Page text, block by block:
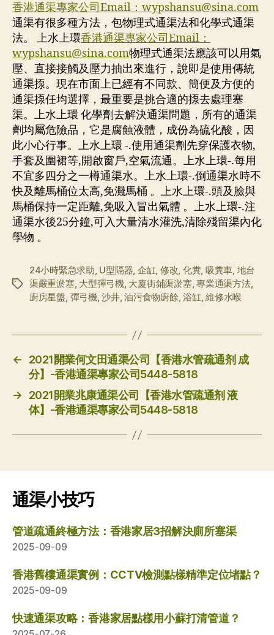
香港通渠專家公司Email： wypshansu@sina.com
通渠有很多種方法，包物理式通渠法和化學式通渠
法。 上水上環香港通渠專家公司Email：
wypshansu@sina.com物理式通渠法應該可以用氣
壓、直接接觸及壓力抽出來進行，說即是使用傳統
通渠揼。現在市面上已經有不同款、簡便及方便的
通渠揼任均選擇，最重要是挑合適的揼去處理塞
渠。上水上環 化學劑去解決通渠問題，所有的通渠
劑均屬危險品，它是腐蝕液體，成份為硫化酸，因
此小心行事。上水上環 -.使用通渠劑先穿保護衣物,
手套及圍裙等,開啟窗戶,空氣流通。上水上環-.每用
不宜多四分之一樽通渠水。上水上環-.倒通渠水時不
快及離馬桶位太高,免濺馬桶 。上水上環-.頭及臉與
馬桶保持一定距離,免吸入冒出氣體 。上水上環-.注
通渠水後25分鐘,可入大量清水灌洗,清除殘留渠內化
學物 。
标
24小時緊急求助, U型隔器, 企缸, 修改, 化糞, 吸糞車, 地台
渠嚴重淤塞, 大型彈弓機, 大廈街鋪渠淤塞,專業通渠方法,
廚房星盤, 彈弓機,沙井,油污食物廚餘,浴缸,維修水喉
←
2021開業何文田通渠公司【香港水管疏通剂 成
分】-香港通渠專家公司5448-5818
→
2021開業兆康通渠公司【香港水管疏通剂 液
体】-香港通渠專家公司5448-5818
通渠小技巧
管道疏通終極方法：香港家居3招解決廁所塞渠
2025-09-09
香港舊樓通渠實例：CCTV檢測點樣精準定位堵點？
2025-09-09
快速通渠攻略：香港家居點樣用小蘇打清管道？